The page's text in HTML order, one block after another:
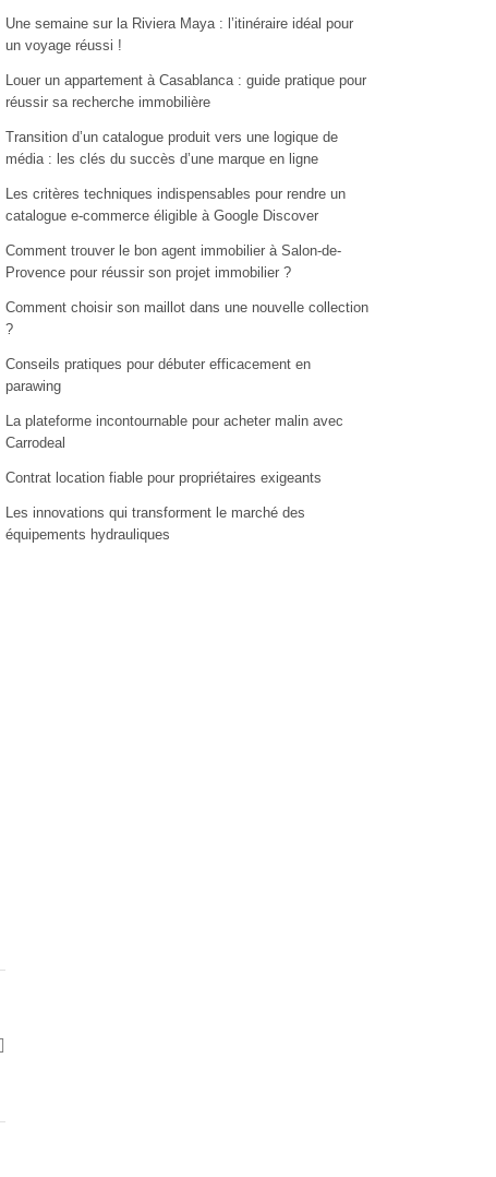
Une semaine sur la Riviera Maya : l’itinéraire idéal pour
un voyage réussi !
Louer un appartement à Casablanca : guide pratique pour
réussir sa recherche immobilière
Transition d’un catalogue produit vers une logique de
média : les clés du succès d’une marque en ligne
Les critères techniques indispensables pour rendre un
catalogue e-commerce éligible à Google Discover
Comment trouver le bon agent immobilier à Salon-de-
Provence pour réussir son projet immobilier ?
Comment choisir son maillot dans une nouvelle collection
?
Conseils pratiques pour débuter efficacement en
parawing
La plateforme incontournable pour acheter malin avec
Carrodeal
Contrat location fiable pour propriétaires exigeants
Les innovations qui transforment le marché des
équipements hydrauliques